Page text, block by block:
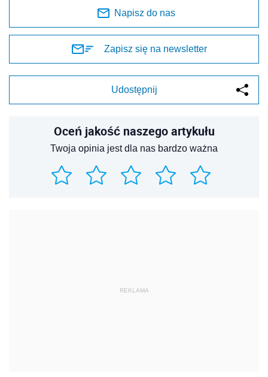
Napisz do nas
Zapisz się na newsletter
Udostępnij
Oceń jakość naszego artykułu
Twoja opinia jest dla nas bardzo ważna
REKLAMA